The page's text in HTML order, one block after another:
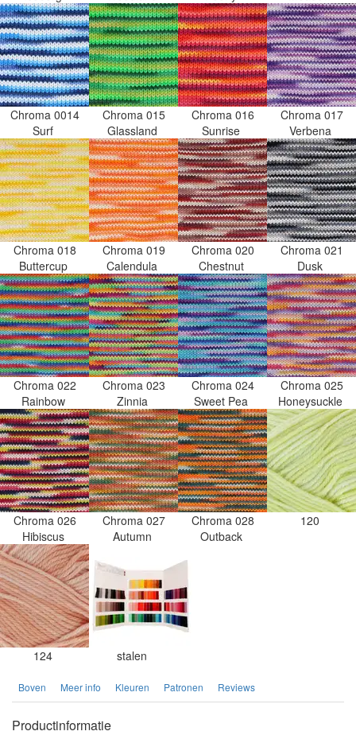
Chroma 0014
Surf
Chroma 015
Glassland
Chroma 016
Sunrise
Chroma 017
Verbena
Chroma 018
Buttercup
Chroma 019
Calendula
Chroma 020
Chestnut
Chroma 021
Dusk
Chroma 022
Rainbow
Chroma 023
Zinnia
Chroma 024
Sweet Pea
Chroma 025
Honeysuckle
Chroma 026
Hibiscus
Chroma 027
Autumn
Chroma 028
Outback
120
124 stalen
Boven Meer info Kleuren Patronen Reviews
Productinformatie